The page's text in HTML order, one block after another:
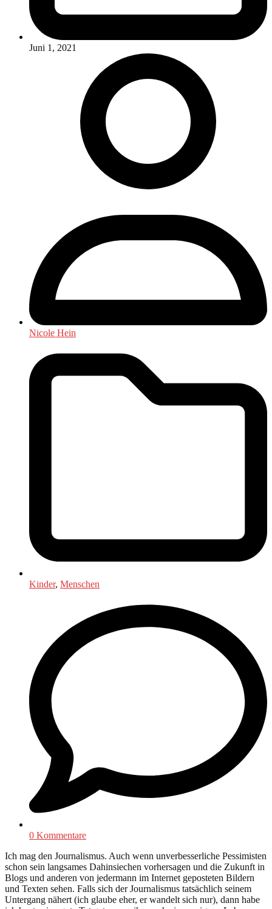
Juni 1, 2021
Nicole Hein
Kinder, Menschen
0 Kommentare
Ich mag den Journalismus. Auch wenn unverbesserliche Pessimisten
schon sein langsames Dahinsiechen vorhersagen und die Zukunft in
Blogs und anderen von jedermann im Internet geposteten Bildern
und Texten sehen. Falls sich der Journalismus tatsächlich seinem
Untergang nähert (ich glaube eher, er wandelt sich nur), dann habe